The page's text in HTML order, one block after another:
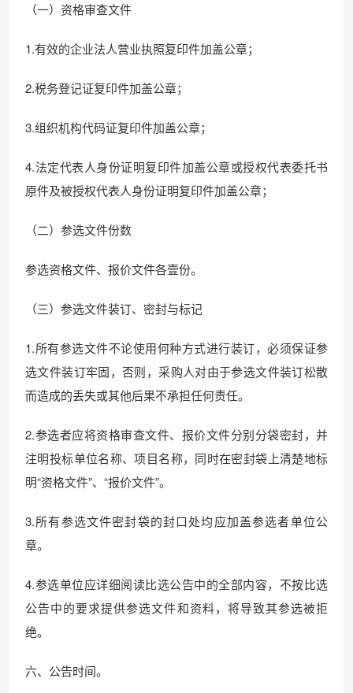
（一）资格审查文件
1.有效的企业法人营业执照复印件加盖公章；
2.税务登记证复印件加盖公章；
3.组织机构代码证复印件加盖公章；
4.法定代表人身份证明复印件加盖公章或授权代表委托书
原件及被授权代表人身份证明复印件加盖公章；
（二）参选文件份数
参选资格文件、报价文件各壹份。
（三）参选文件装订、密封与标记
1.所有参选文件不论使用何种方式进行装订，必须保证参
选文件装订牢固，否则，采购人对由于参选文件装订松散
而造成的丢失或其他后果不承担任何责任。
2.参选者应将资格审查文件、报价文件分别分袋密封，并
注明投标单位名称、项目名称，同时在密封袋上清楚地标
明“资格文件”、“报价文件”。
3.所有参选文件密封袋的封口处均应加盖参选者单位公
章。
4.参选单位应详细阅读比选公告中的全部内容，不按比选
公告中的要求提供参选文件和资料，将导致其参选被拒
绝。
六、公告时间。